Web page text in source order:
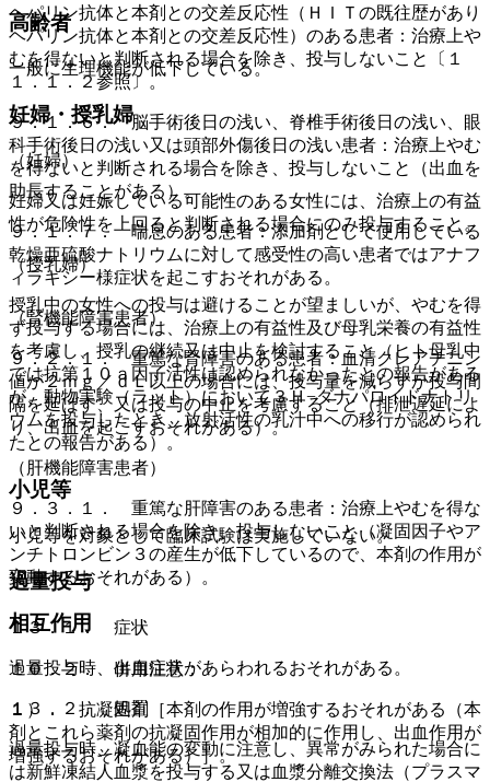
高齢者
一般に生理機能が低下している。
妊婦・授乳婦
（妊婦）
妊婦又は妊娠している可能性のある女性には、治療上の有益
性が危険性を上回ると判断される場合にのみ投与すること。
（授乳婦）
授乳中の女性への投与は避けることが望ましいが、やむを得
ず投与する場合には、治療上の有益性及び母乳栄養の有益性
を考慮し、授乳の継続又は中止を検討すること（ヒト母乳中
では抗第１０ａ因子活性は認められなかったとの報告がある
が、動物実験（ラット）において３Ｈ−ダナパロイドナトリ
ウムを投与したとき、放射活性の乳汁中への移行が認められ
たとの報告がある）。
小児等
小児等を対象として臨床試験は実施していない。
過量投与
１３．１． 症状
過量投与時、出血症状があらわれるおそれがある。
１３．２． 処置
過量投与時、凝血能の変動に注意し、異常がみられた場合に
は新鮮凍結人血漿を投与する又は血漿分離交換法（プラスマ
ヘパリン抗体と本剤との交差反応性（ＨＩＴの既往歴があり
ヘパリン抗体と本剤との交差反応性）のある患者：治療上や
むを得ないと判断される場合を除き、投与しないこと〔１
１．１．２参照〕。
９．１．６． 脳手術後日の浅い、脊椎手術後日の浅い、眼
科手術後日の浅い又は頭部外傷後日の浅い患者：治療上やむ
を得ないと判断される場合を除き、投与しないこと（出血を
助長することがある）。
９．１．７． 喘息のある患者：添加剤として使用している
乾燥亜硫酸ナトリウムに対して感受性の高い患者ではアナフ
ィラキシー様症状を起こすおそれがある。
（腎機能障害患者）
９．２．１． 重篤な腎障害のある患者：血清クレアチニン
値が２ｍｇ／ｄＬ以上の場合には、投与量を減らすか投与間
隔を延ばす、又は投与の中止を考慮すること（排泄遅延によ
り、出血を起こすおそれがある）。
（肝機能障害患者）
９．３．１． 重篤な肝障害のある患者：治療上やむを得な
いと判断される場合を除き、投与しないこと（凝固因子やア
ンチトロンビン３の産生が低下しているので、本剤の作用が
変動するおそれがある）。
相互作用
１０．２． 併用注意：
１）． 抗凝固剤［本剤の作用が増強するおそれがある（本
剤とこれら薬剤の抗凝固作用が相加的に作用し、出血作用が
増強するおそれがある）］。